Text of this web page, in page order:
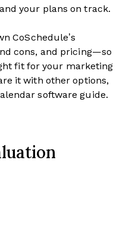
your plans on track.
CoSchedule’s
cons, and pricing—so
fit for your marketing
it with other options,
software guide.